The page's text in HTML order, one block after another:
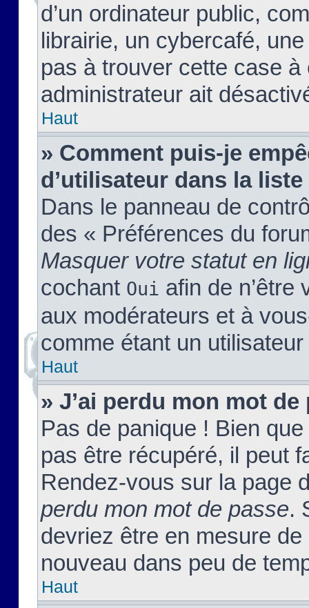
d’un ordinateur public,
librairie, un cybercafé,
pas à trouver cette case à
administrateur ait
Haut
» Comment puis-je
d’utilisateur dans la
Dans le panneau de
des « Préférences du
Masquer votre statut en
cochant Oui afin de n’être
aux modérateurs et à
comme étant un
Haut
» J’ai perdu mon mot de
Pas de panique ! Bien
pas être récupéré, il peut
Rendez-vous sur la page
perdu mon mot de passe.
devriez être en mesure
nouveau dans peu de
Haut